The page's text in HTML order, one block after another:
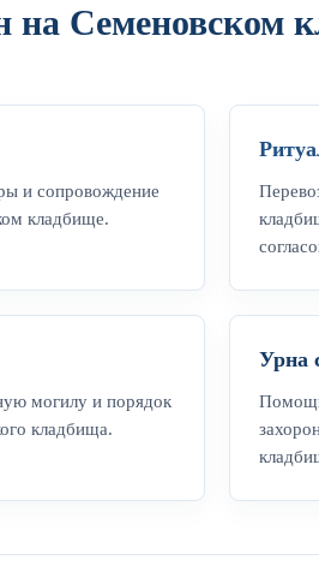
на Семеновском
и сопровождение
кладбище.
могилу и порядок
кладбища.
Урна